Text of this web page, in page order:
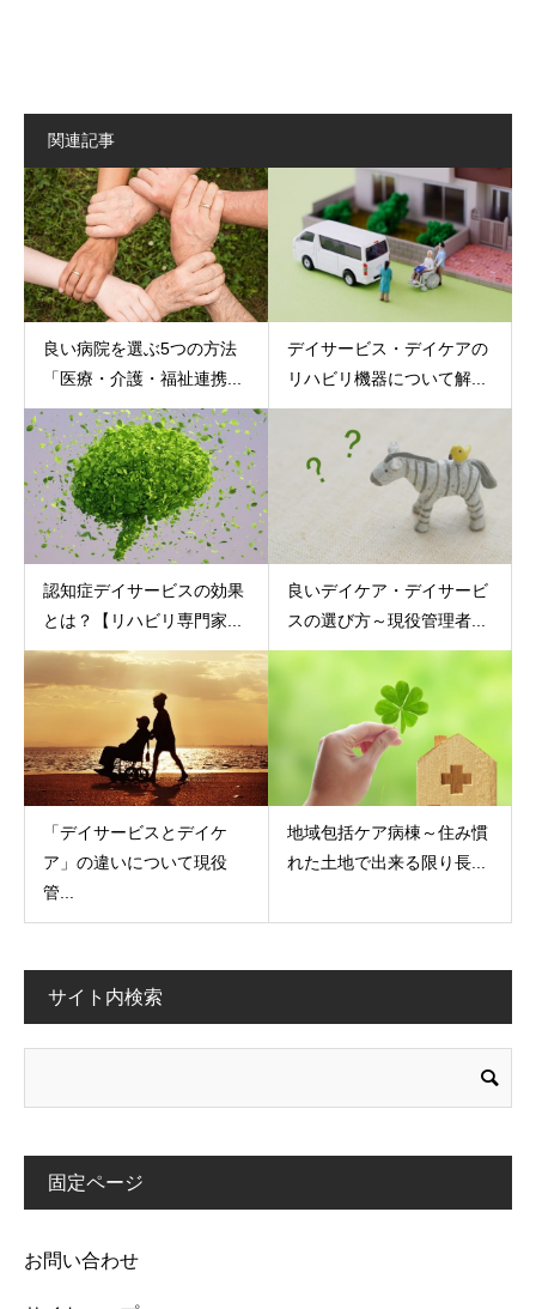
関連記事
良い病院を選ぶ5つの方法
「医療・介護・福祉連携...
デイサービス・デイケアの
リハビリ機器について解...
認知症デイサービスの効果
とは？【リハビリ専門家...
良いデイケア・デイサービ
スの選び方～現役管理者...
「デイサービスとデイケ
ア」の違いについて現役
管...
地域包括ケア病棟～住み慣
れた土地で出来る限り長...
サイト内検索
固定ページ
お問い合わせ